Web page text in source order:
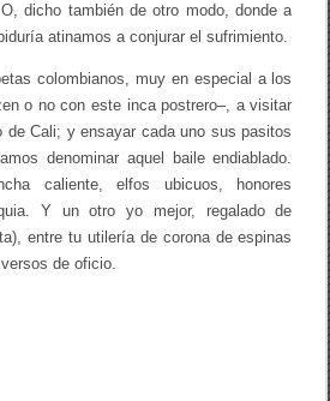
dicho también de otro modo, donde a
atinamos a conjurar el sufrimiento.
colombianos, muy en especial a los
o no con este inca postrero–, a visitar
de Cali; y ensayar cada uno sus pasitos
denominar aquel baile endiablado.
caliente, elfos ubicuos, honores
Y un otro yo mejor, regalado de
entre tu utilería de corona de espinas
de oficio.